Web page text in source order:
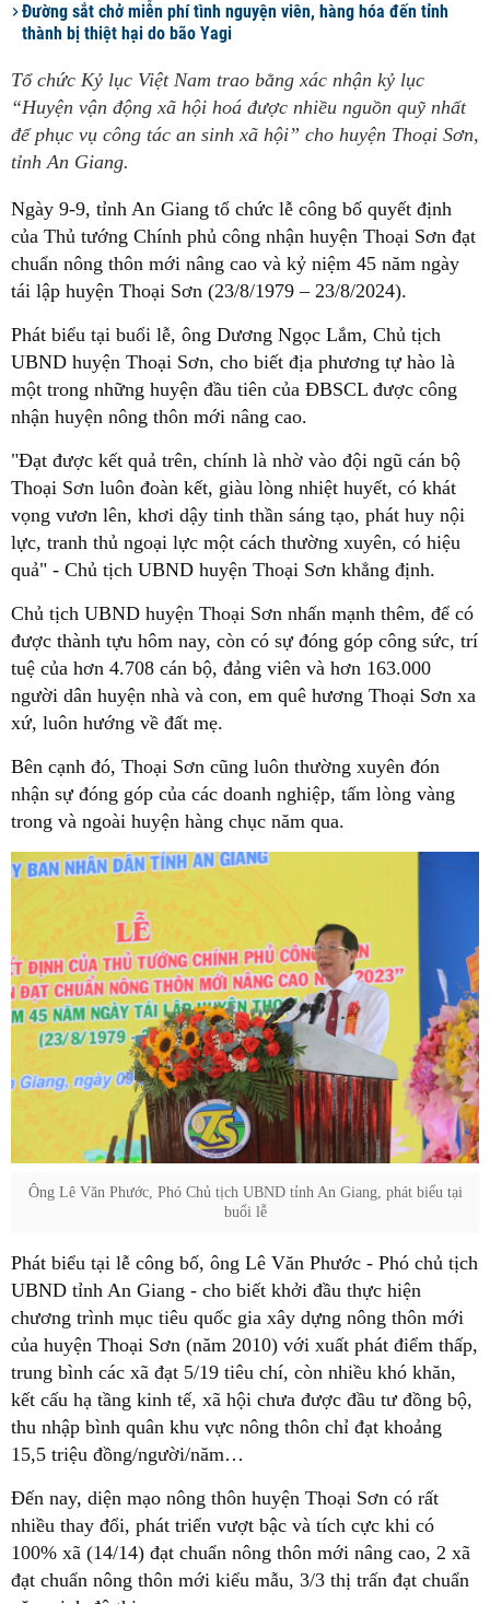
Đường sắt chở miễn phí tình nguyện viên, hàng hóa đến tỉnh
thành bị thiệt hại do bão Yagi
Tổ chức Kỷ lục Việt Nam trao bằng xác nhận kỷ lục
“Huyện vận động xã hội hoá được nhiều nguồn quỹ nhất
để phục vụ công tác an sinh xã hội” cho huyện Thoại Sơn,
tỉnh An Giang.
Ngày 9-9, tỉnh An Giang tổ chức lễ công bố quyết định
của Thủ tướng Chính phủ công nhận huyện Thoại Sơn đạt
chuẩn nông thôn mới nâng cao và kỷ niệm 45 năm ngày
tái lập huyện Thoại Sơn (23/8/1979 – 23/8/2024).
Phát biểu tại buổi lễ, ông Dương Ngọc Lắm, Chủ tịch
UBND huyện Thoại Sơn, cho biết địa phương tự hào là
một trong những huyện đầu tiên của ĐBSCL được công
nhận huyện nông thôn mới nâng cao.
"Đạt được kết quả trên, chính là nhờ vào đội ngũ cán bộ
Thoại Sơn luôn đoàn kết, giàu lòng nhiệt huyết, có khát
vọng vươn lên, khơi dậy tinh thần sáng tạo, phát huy nội
lực, tranh thủ ngoại lực một cách thường xuyên, có hiệu
quả" - Chủ tịch UBND huyện Thoại Sơn khẳng định.
Chủ tịch UBND huyện Thoại Sơn nhấn mạnh thêm, để có
được thành tựu hôm nay, còn có sự đóng góp công sức, trí
tuệ của hơn 4.708 cán bộ, đảng viên và hơn 163.000
người dân huyện nhà và con, em quê hương Thoại Sơn xa
xứ, luôn hướng về đất mẹ.
Bên cạnh đó, Thoại Sơn cũng luôn thường xuyên đón
nhận sự đóng góp của các doanh nghiệp, tấm lòng vàng
trong và ngoài huyện hàng chục năm qua.
Ông Lê Văn Phước, Phó Chủ tịch UBND tỉnh An Giang, phát biểu tại
buổi lễ
Phát biểu tại lễ công bố, ông Lê Văn Phước - Phó chủ tịch
UBND tỉnh An Giang - cho biết khởi đầu thực hiện
chương trình mục tiêu quốc gia xây dựng nông thôn mới
của huyện Thoại Sơn (năm 2010) với xuất phát điểm thấp,
trung bình các xã đạt 5/19 tiêu chí, còn nhiều khó khăn,
kết cấu hạ tầng kinh tế, xã hội chưa được đầu tư đồng bộ,
thu nhập bình quân khu vực nông thôn chỉ đạt khoảng
15,5 triệu đồng/người/năm…
Đến nay, diện mạo nông thôn huyện Thoại Sơn có rất
nhiều thay đổi, phát triển vượt bậc và tích cực khi có
100% xã (14/14) đạt chuẩn nông thôn mới nâng cao, 2 xã
đạt chuẩn nông thôn mới kiểu mẫu, 3/3 thị trấn đạt chuẩn